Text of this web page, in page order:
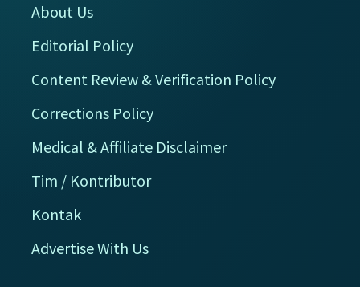
About Us
Editorial Policy
Content Review & Verification Policy
Corrections Policy
Medical & Affiliate Disclaimer
Tim / Kontributor
Kontak
Advertise With Us